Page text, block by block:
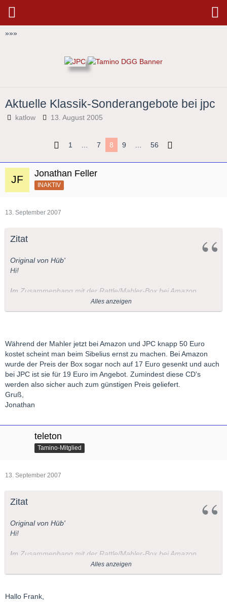
»»»
Aktuelle Klassik-Sonderangebote bei jpc
katlow 13. August 2005
1 … 7 8 9 … 56
Jonathan Feller
INAKTIV
13. September 2007
Zitat
Original von Hüb'
Hi!
Im Zusammenhang mit der Rattle/Mahler-Box bei Amazon
möchte ich auf seinen ebenfalls günstigen
Grüße
Habe beide Boxen gerade bestellt. Vermutlich wird der Wiener-
Beethoven ebenfalls in Bälde in dieser Aufmachung
(wieder-)veröffentlicht.
Frank
Alles anzeigen
Während der Mahler jetzt bei Amazon und JPC knapp 50 Euro
kostet scheint man beim Sibelius ernst zu machen. Bei Amazon
wurde der Preis der Box sogar noch auf 17 Euro gesenkt und auch
bei JPC ist sie für 19 Euro im Angebot. Zumindest diese CD's
werden also sicher auch zum günstigen Preis geliefert.
Gruß,
Jonathan
teleton
Tamino-Mitglied
13. September 2007
Zitat
Original von Hüb'
Hi!
Im Zusammenhang mit der Rattle/Mahler-Box bei Amazon
möchte ich auf seinen ebenfalls günstigen
Alles anzeigen
Hallo Frank,